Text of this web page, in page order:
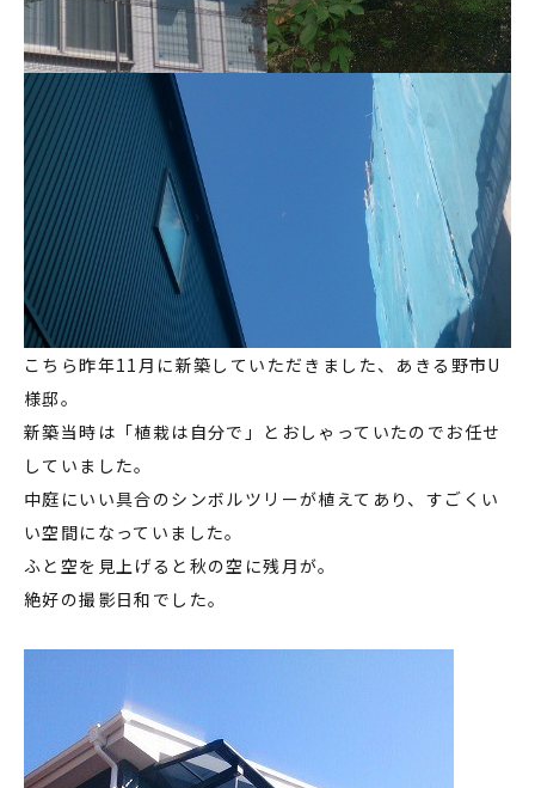
こちら昨年11月に新築していただきました、あきる野市U
様邸。
新築当時は「植栽は自分で」とおしゃっていたのでお任せ
していました。
中庭にいい具合のシンボルツリーが植えてあり、すごくい
い空間になっていました。
ふと空を見上げると秋の空に残月が。
絶好の撮影日和でした。